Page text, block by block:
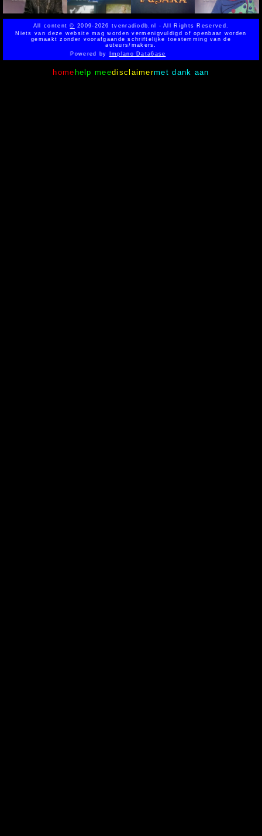
All content© 2009-2026 tvenradiodb.nl - All Rights Reserved.
Niets van deze website mag worden vermenigvuldigd of openbaar worden
gemaakt zonder voorafgaande schriftelijke toestemming van de
auteurs/makers.
Powered by Implano Data6ase
homehelp meedisclaimermet dank aan